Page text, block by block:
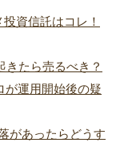
資信託はコレ！
きたら売るべき？
運用開始後の疑
があったらどうす